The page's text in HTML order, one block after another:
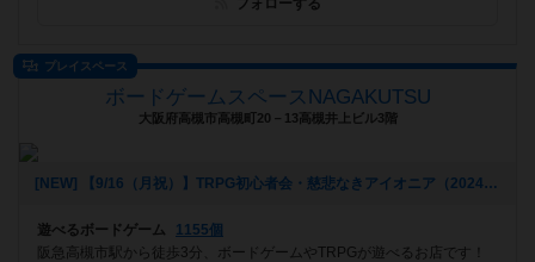
フォローする
プレイスペース
ボードゲームスペースNAGAKUTSU
大阪府高槻市高槻町20－13高槻井上ビル3階
[NEW] 【9/16（月祝）】TRPG初心者会・慈悲なきアイオニア（2024年09月07日 22時01分）
遊べるボードゲーム
1155個
阪急高槻市駅から徒歩3分、ボードゲームやTRPGが遊べるお店です！